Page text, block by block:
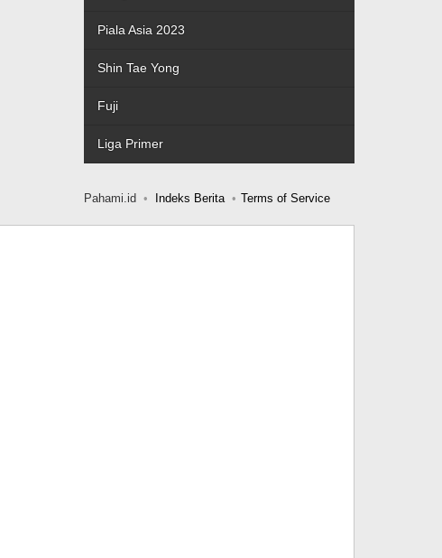
Piala Asia 2023
Shin Tae Yong
Fuji
Liga Primer
Pahami.id Indeks Berita Terms of Service